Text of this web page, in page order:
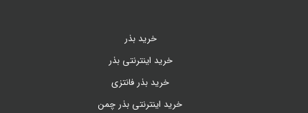
خرید بذر
خرید اینترنتی بذر
خرید بذر فانتزی
خرید اینترنتی بذر چمن